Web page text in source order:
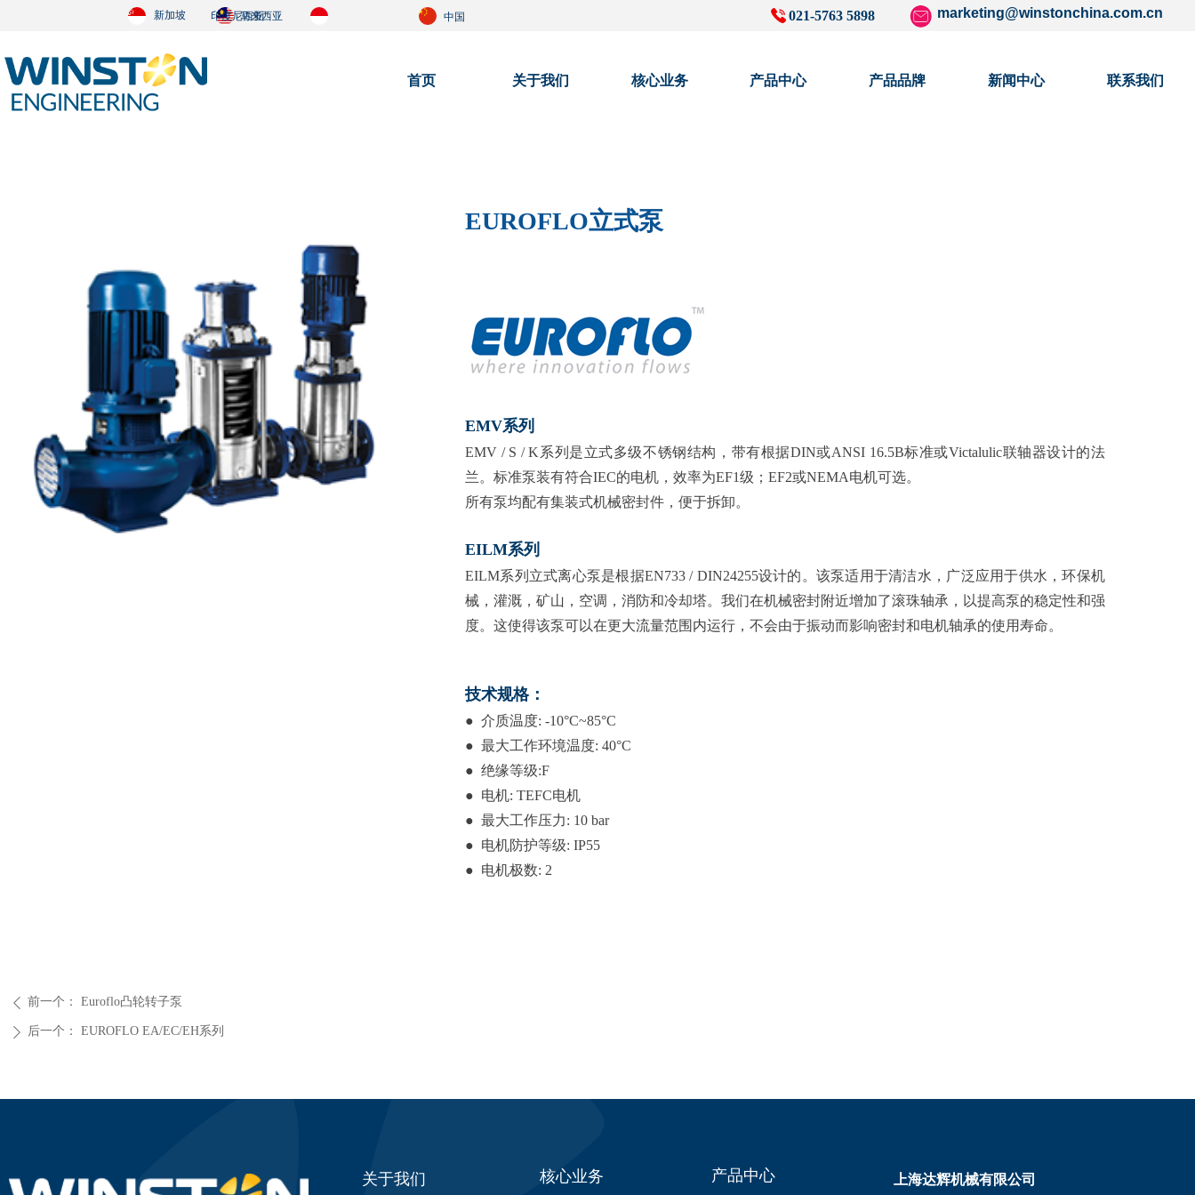
首页 关于我们 核心业务 产品中心 产品品牌 新闻中心 联系我们
021-5763 5898
中国
马来西亚
新加坡 marketing@winstonchina.com.cn
印度尼西亚
ꄴ 前一个： Euroflo凸轮转子泵
ꄲ 后一个： EUROFLO EA/EC/EH系列
EMV系列
EMV / S / K系列是立式多级不锈钢结构，带有根据DIN或ANSI 16.5B标准或Victalulic联轴器设计的法
兰。标准泵装有符合IEC的电机，效率为EF1级；EF2或NEMA电机可选。
所有泵均配有集装式机械密封件，便于拆卸。
EILM系列
EILM系列立式离心泵是根据EN733 / DIN24255设计的。该泵适用于清洁水，广泛应用于供水，环保机
械，灌溉，矿山，空调，消防和冷却塔。我们在机械密封附近增加了滚珠轴承，以提高泵的稳定性和强
度。这使得该泵可以在更大流量范围内运行，不会由于振动而影响密封和电机轴承的使用寿命。
技术规格：
● 介质温度: -10°C~85°C
● 最大工作环境温度: 40°C
● 绝缘等级:F
● 电机: TEFC电机
● 最大工作压力: 10 bar
● 电机防护等级: IP55
● 电机极数: 2
EUROFLO立式泵
上海达辉机械有限公司
关于我们 核心业务 产品中心